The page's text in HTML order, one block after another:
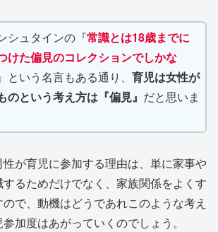
シュタインの『常識とは18歳までに
けた偏見のコレクションでしかな
という名言もある通り、 育児は女性が
のという考え方は『偏見』 だと思いま
が育児に参加する理由は、単に家事や
るためだけでなく、家族関係をよくす
で、動機はどうであれこのような考え
加度はあがっていくのでしょう。